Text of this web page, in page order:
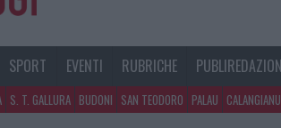
SPORT EVENTI RUBRICHE
S. T. GALLURA BUDONI SAN TEODORO PALAU